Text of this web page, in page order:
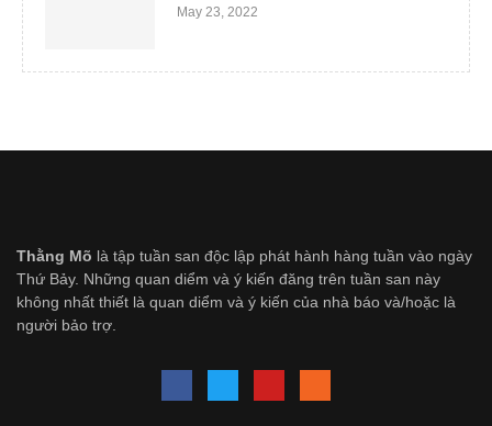
May 23, 2022
Thằng Mõ là tập tuần san độc lập phát hành hàng tuần vào ngày
Thứ Bảy. Những quan diểm và ý kiến đăng trên tuần san này
không nhất thiết là quan diểm và ý kiến của nhà báo và/hoặc là
người bảo trợ.